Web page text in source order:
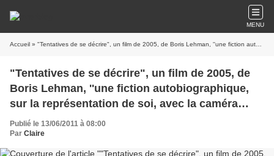
MENU
Accueil » "Tentatives de se décrire", un film de 2005, de Boris Lehman, ''une fiction autobiographique, sur la représentation de soi, avec la caméra comme miroir''. 3 liens : 1) borislehman.be/soupage; 2) altritaliani.net. Texte intégral du film et photogrammes aux éditions 3 ) ''Yellow Now'' Pour comprendre sa démarche ( 2009)
"Tentatives de se décrire", un film de 2005, de
Boris Lehman, ''une fiction autobiographique,
sur la représentation de soi, avec la caméra
comme miroir''. 3 liens : 1)
borislehman.be/soupage; 2) altritaliani.net.
Texte intégral du film et photogrammes aux
Publié le 13/06/2011 à 08:00
Par Claire